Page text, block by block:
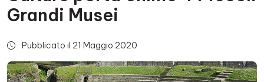
Grandi Musei
Pubblicato il 21 Maggio 2020